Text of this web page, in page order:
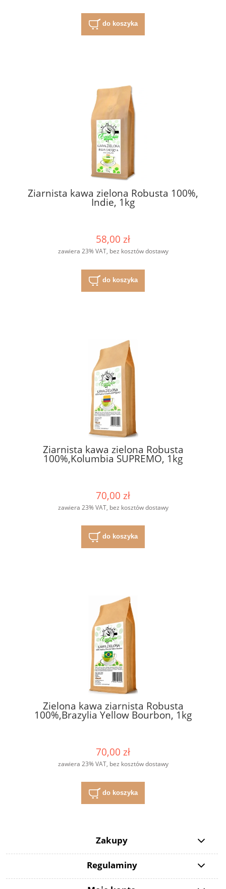
do koszyka
Ziarnista kawa zielona Robusta 100%,
Indie, 1kg
58,00 zł
zawiera 23% VAT, bez kosztów dostawy
do koszyka
Ziarnista kawa zielona Robusta
100%,Kolumbia SUPREMO, 1kg
70,00 zł
zawiera 23% VAT, bez kosztów dostawy
do koszyka
Zielona kawa ziarnista Robusta
100%,Brazylia Yellow Bourbon, 1kg
70,00 zł
zawiera 23% VAT, bez kosztów dostawy
do koszyka
Zakupy
Regulaminy